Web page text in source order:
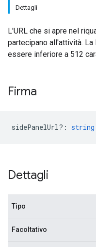
Dettagli
L'URL che si apre nel
partecipano all'attività.
essere inferiore a 512
Firma
sidePanelUrl? : string
Dettagli
Tipo
Facoltativo